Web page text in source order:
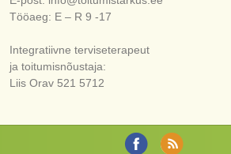
Tööaeg: E – R 9 -17
Integratiivne terviseterapeut
ja toitumisnõustaja:
Liis Orav 521 5712